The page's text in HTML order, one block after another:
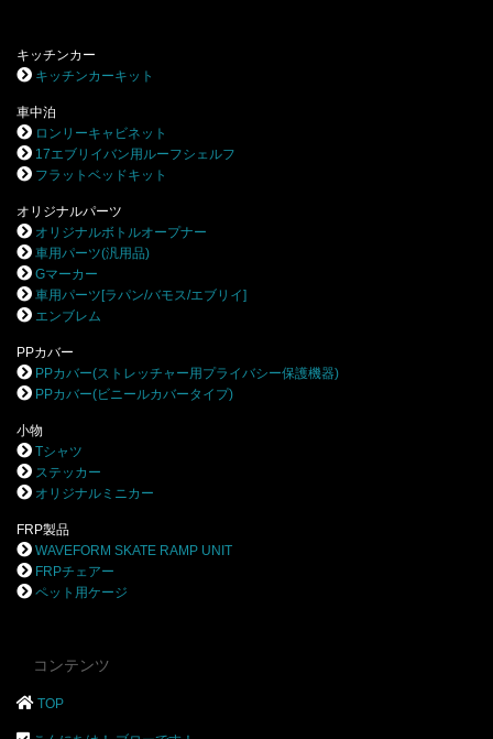
キッチンカー
キッチンカーキット
車中泊
ロンリーキャビネット
17エブリイバン用ルーフシェルフ
フラットベッドキット
オリジナルパーツ
オリジナルボトルオープナー
車用パーツ(汎用品)
Gマーカー
車用パーツ[ラパン/バモス/エブリイ]
エンブレム
PPカバー
PPカバー(ストレッチャー用プライバシー保護機器)
PPカバー(ビニールカバータイプ)
小物
Tシャツ
ステッカー
オリジナルミニカー
FRP製品
WAVEFORM SKATE RAMP UNIT
FRPチェアー
ペット用ケージ
コンテンツ
TOP